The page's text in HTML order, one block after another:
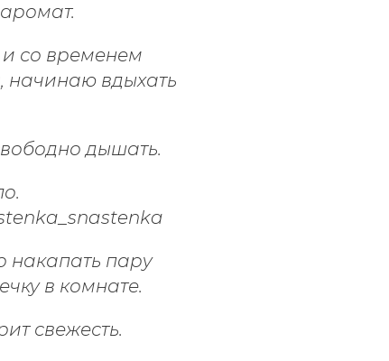
со временем
начинаю вдыхать
дышать.
накапать пару
в комнате.
свежесть.